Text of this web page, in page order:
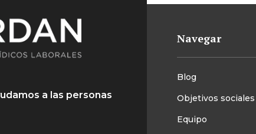
a las personas
Navegar
Blog
Objetivos sociales
Equipo